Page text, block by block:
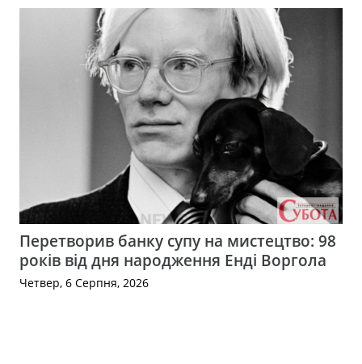
Перетворив банку супу на мистецтво: 98
років від дня народження Енді Воргола
Четвер, 6 Серпня, 2026